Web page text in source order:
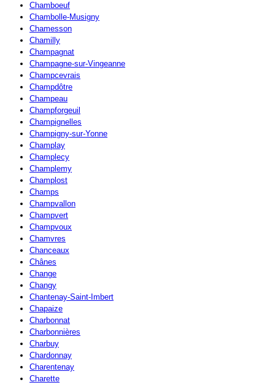
Chamboeuf
Chambolle-Musigny
Chamesson
Chamilly
Champagnat
Champagne-sur-Vingeanne
Champcevrais
Champdôtre
Champeau
Champforgeuil
Champignelles
Champigny-sur-Yonne
Champlay
Champlecy
Champlemy
Champlost
Champs
Champvallon
Champvert
Champvoux
Chamvres
Chanceaux
Chânes
Change
Changy
Chantenay-Saint-Imbert
Chapaize
Charbonnat
Charbonnières
Charbuy
Chardonnay
Charentenay
Charette